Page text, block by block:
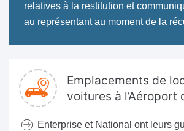
relatives à la restitution et
au représentant au moment de la
Emplacements de
voitures à l’Aéroport
Enterprise et National ont leurs